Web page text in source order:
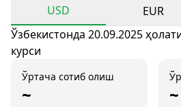
USD EUR
Ўзбекистонда 20.09.2025
курси
Ўртача сотиб олиш
~ ~